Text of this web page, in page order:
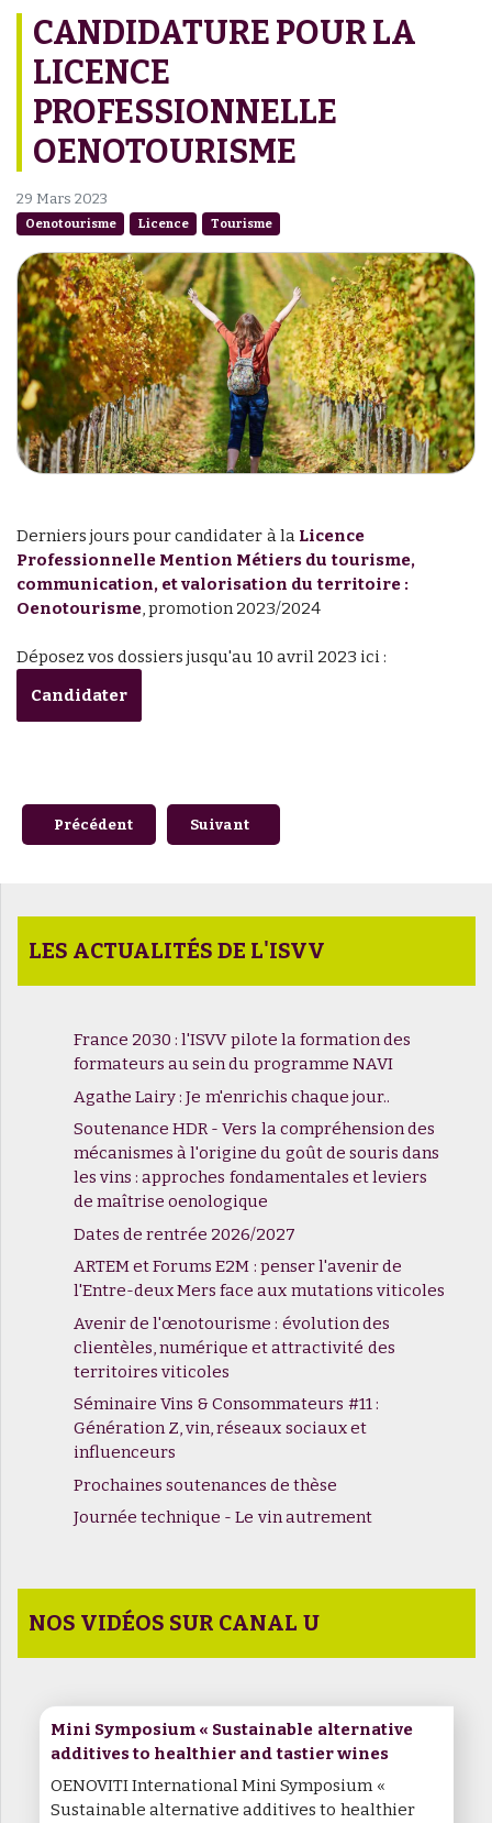
CANDIDATURE POUR LA
LICENCE
PROFESSIONNELLE
OENOTOURISME
29 Mars 2023
Oenotourisme Licence Tourisme
Derniers jours pour candidater à la Licence
Professionnelle Mention Métiers du tourisme,
communication, et valorisation du territoire :
Oenotourisme, promotion 2023/2024
Déposez vos dossiers jusqu'au 10 avril 2023 ici :
Candidater
Article précédent : Philippe Darriet - nouveau directeur
Précédent Article suivant : A l’origine des
Suivant
LES ACTUALITÉS DE L'ISVV
France 2030 : l'ISVV pilote la formation des
formateurs au sein du programme NAVI
Agathe Lairy : Je m'enrichis chaque jour..
Soutenance HDR - Vers la compréhension des
mécanismes à l'origine du goût de souris dans
les vins : approches fondamentales et leviers
de maîtrise oenologique
Dates de rentrée 2026/2027
ARTEM et Forums E2M : penser l'avenir de
l'Entre-deux Mers face aux mutations viticoles
Avenir de l'œnotourisme : évolution des
clientèles, numérique et attractivité des
territoires viticoles
Séminaire Vins & Consommateurs #11 :
Génération Z, vin, réseaux sociaux et
influenceurs
Prochaines soutenances de thèse
Journée technique - Le vin autrement
NOS VIDÉOS SUR CANAL U
Mini Symposium « Sustainable alternative
additives to healthier and tastier wines
OENOVITI International Mini Symposium «
Sustainable alternative additives to healthier